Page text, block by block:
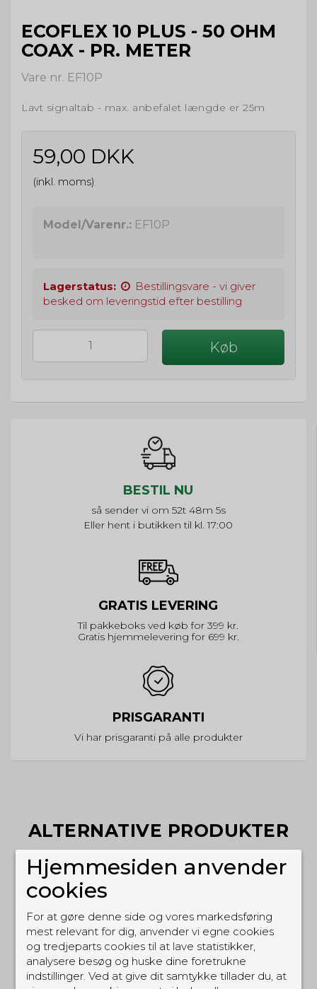
ECOFLEX 10 PLUS - 50 OHM
COAX - PR. METER
Vare nr. EF10P
Lavt signaltab - max. anbefalet længde er 25m
59,00 DKK
(inkl. moms)
Model/Varenr.: EF10P
Lagerstatus:
Bestillingsvare - vi giver
besked om leveringstid efter bestilling
Køb
BESTIL NU
så sender vi om 52t 48m 5s
Eller hent i butikken til kl. 17:00
GRATIS LEVERING
Til pakkeboks ved køb for 399 kr.
Gratis hjemmelevering for 699 kr.
PRISGARANTI
Vi har prisgaranti på alle produkter
ALTERNATIVE PRODUKTER
Hjemmesiden anvender
cookies
For at gøre denne side og vores markedsføring
mest relevant for dig, anvender vi egne cookies
og tredjeparts cookies til at lave statistikker,
analysere besøg og huske dine foretrukne
indstillinger. Ved at give dit samtykke tillader du, at